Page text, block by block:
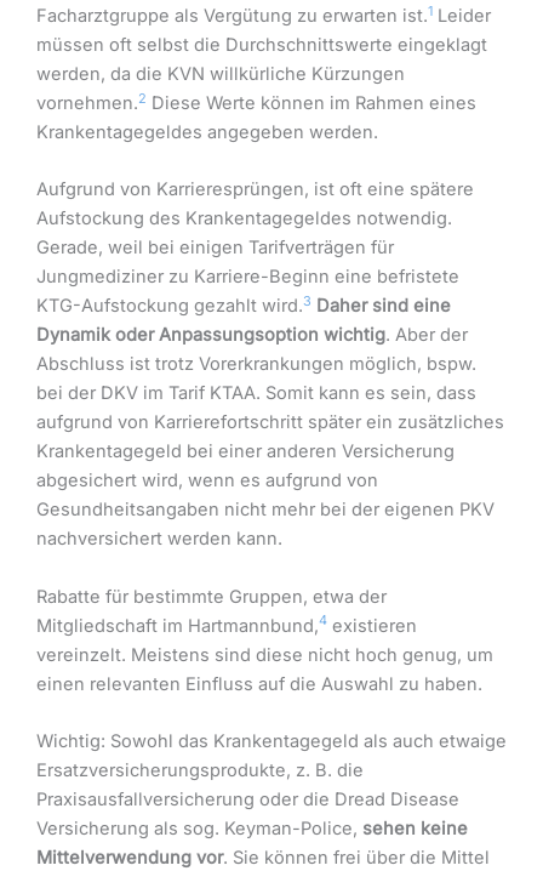
Facharztgruppe als Vergütung zu erwarten ist.1 Leider
müssen oft selbst die Durchschnittswerte eingeklagt
werden, da die KVN willkürliche Kürzungen
vornehmen.2 Diese Werte können im Rahmen eines
Krankentagegeldes angegeben werden.
Aufgrund von Karrieresprüngen, ist oft eine spätere
Aufstockung des Krankentagegeldes notwendig.
Gerade, weil bei einigen Tarifverträgen für
Jungmediziner zu Karriere-Beginn eine befristete
KTG-Aufstockung gezahlt wird.3 Daher sind eine
Dynamik oder Anpassungsoption wichtig. Aber der
Abschluss ist trotz Vorerkrankungen möglich, bspw.
bei der DKV im Tarif KTAA. Somit kann es sein, dass
aufgrund von Karrierefortschritt später ein zusätzliches
Krankentagegeld bei einer anderen Versicherung
abgesichert wird, wenn es aufgrund von
Gesundheitsangaben nicht mehr bei der eigenen PKV
nachversichert werden kann.
Rabatte für bestimmte Gruppen, etwa der
Mitgliedschaft im Hartmannbund,4 existieren
vereinzelt. Meistens sind diese nicht hoch genug, um
einen relevanten Einfluss auf die Auswahl zu haben.
Wichtig: Sowohl das Krankentagegeld als auch etwaige
Ersatzversicherungsprodukte, z. B. die
Praxisausfallversicherung oder die Dread Disease
Versicherung als sog. Keyman-Police, sehen keine
Mittelverwendung vor. Sie können frei über die Mittel